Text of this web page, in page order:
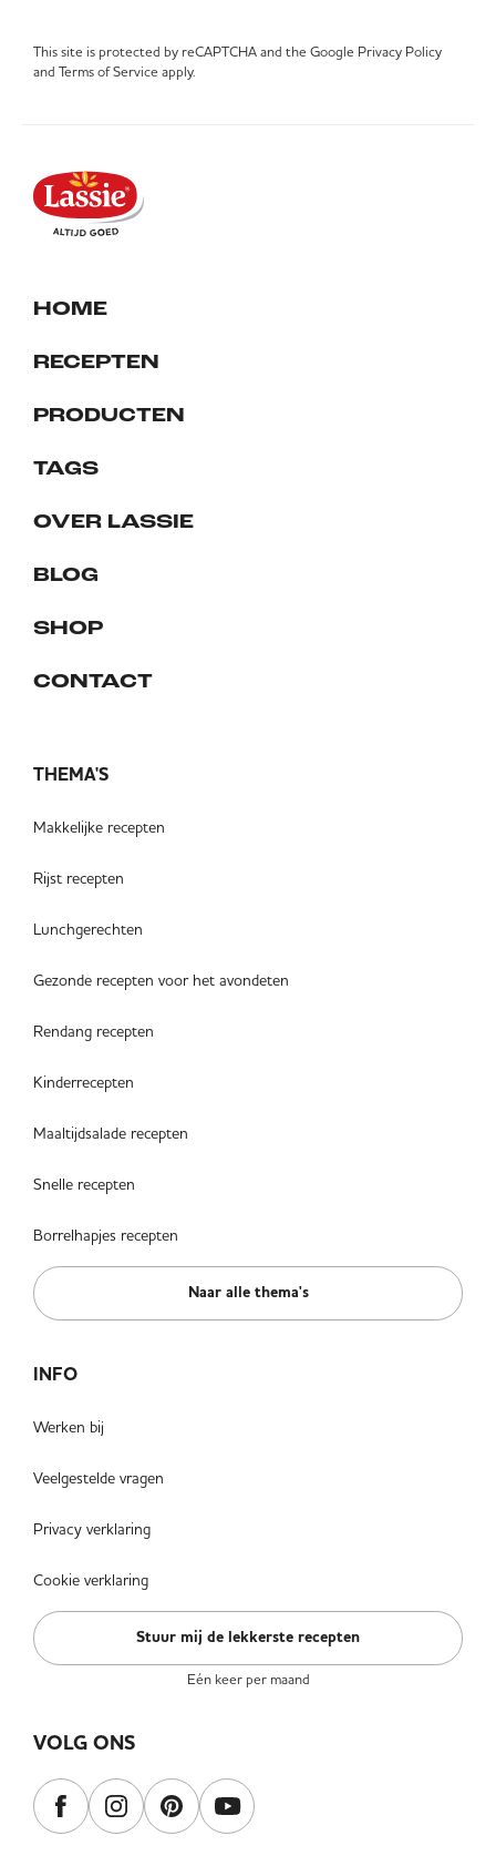
This site is protected by reCAPTCHA and the Google Privacy Policy
and Terms of Service apply.
HOME
RECEPTEN
PRODUCTEN
TAGS
OVER LASSIE
BLOG
SHOP
CONTACT
THEMA'S
Makkelijke recepten
Rijst recepten
Lunchgerechten
Gezonde recepten voor het avondeten
Rendang recepten
Kinderrecepten
Maaltijdsalade recepten
Snelle recepten
Borrelhapjes recepten
Naar alle thema's
INFO
Werken bij
Veelgestelde vragen
Privacy verklaring
Cookie verklaring
Stuur mij de lekkerste recepten
Eén keer per maand
VOLG ONS